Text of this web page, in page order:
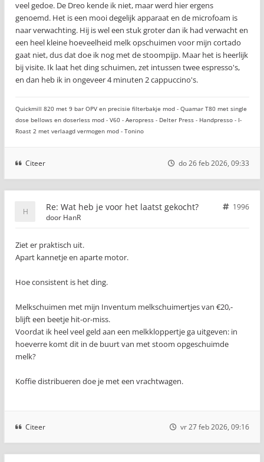
veel gedoe. De Dreo kende ik niet, maar werd hier ergens
genoemd. Het is een mooi degelijk apparaat en de microfoam is
naar verwachting. Hij is wel een stuk groter dan ik had verwacht en
een heel kleine hoeveelheid melk opschuimen voor mijn cortado
gaat niet, dus dat doe ik nog met de stoompijp. Maar het is heerlijk
bij visite. Ik laat het ding schuimen, zet intussen twee espresso's,
en dan heb ik in ongeveer 4 minuten 2 cappuccino's.
Quickmill 820 met 9 bar OPV en precisie filterbakje mod - Quamar T80 met single
dose bellows en doserless mod - V60 - Aeropress - Delter Press - Handpresso - I-
Roast 2 met verlaagd vermogen mod - Tonino
Citeer do 26 feb 2026, 09:33
Re: Wat heb je voor het laatst gekocht?
1996
door HanR
Ziet er praktisch uit.
Apart kannetje en aparte motor.
Hoe consistent is het ding.
Melkschuimen met mijn Inventum melkschuimertjes van €20,-
blijft een beetje hit-or-miss.
Voordat ik heel veel geld aan een melkkloppertje ga uitgeven: in
hoeverre komt dit in de buurt van met stoom opgeschuimde
melk?
Koffie distribueren doe je met een vrachtwagen.
Citeer vr 27 feb 2026, 09:16